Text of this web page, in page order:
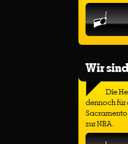
Wir
Die
dennoch für
zur NBA.